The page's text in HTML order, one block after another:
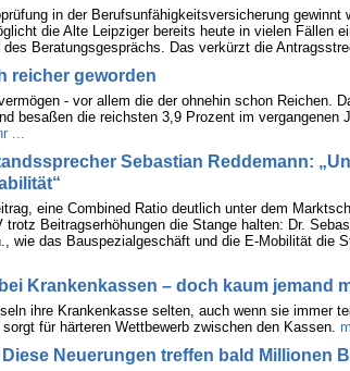
in der Berufsunfähigkeitsversicherung gewinnt
die Alte Leipziger bereits heute in vielen Fällen
des Beratungsgesprächs. Das verkürzt die
reicher geworden
- vor allem die der ohnehin schon Reichen.
besaßen die reichsten 3,9 Prozent im vergangenen
...
Sebastian Reddemann:
eine Combined Ratio deutlich unter dem
trotz Beitragserhöhungen die Stange halten: Dr.
wie das Bauspezialgeschäft und die E-Mobilität die
Krankenkassen – doch kaum jemand
ihre Krankenkasse selten, auch wenn sie immer
für härteren Wettbewerb zwischen den Kassen.
Neuerungen treffen bald Millionen